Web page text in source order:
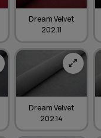
Dream Velvet
202.11
Dream Velvet
202.14